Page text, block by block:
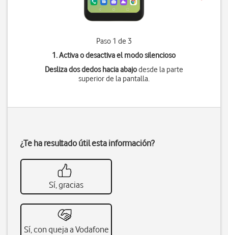
Paso 1 de 3
1. Activa o desactiva el modo silencioso
Desliza dos dedos hacia abajodesde la parte
superior de la pantalla.
¿Te ha resultado útil esta información?
Sí, gracias
Sí, con queja a Vodafone